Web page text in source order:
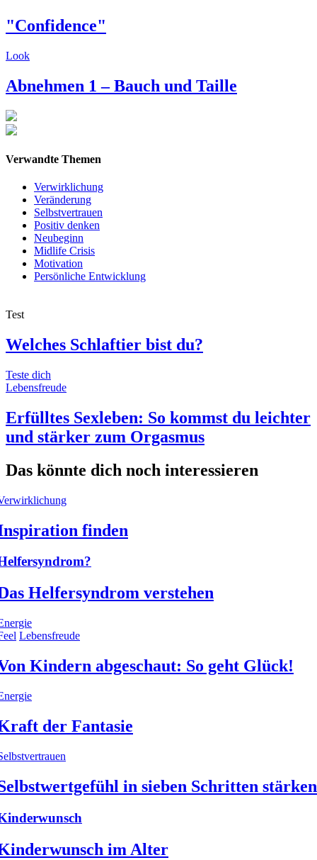
"Confidence"
Look
Abnehmen 1 – Bauch und Taille
Verwandte Themen
Verwirklichung
Veränderung
Selbstvertrauen
Positiv denken
Neubeginn
Midlife Crisis
Motivation
Persönliche Entwicklung
Test
Welches Schlaftier bist du?
Teste dich
Lebensfreude
Erfülltes Sexleben: So kommst du leichter
und stärker zum Orgasmus
Das könnte dich noch interessieren
finden
Helfersyndrom verstehen
Lebensfreude
Kindern abgeschaut: So geht Glück!
der Fantasie
in sieben Schritten stärken
im Alter